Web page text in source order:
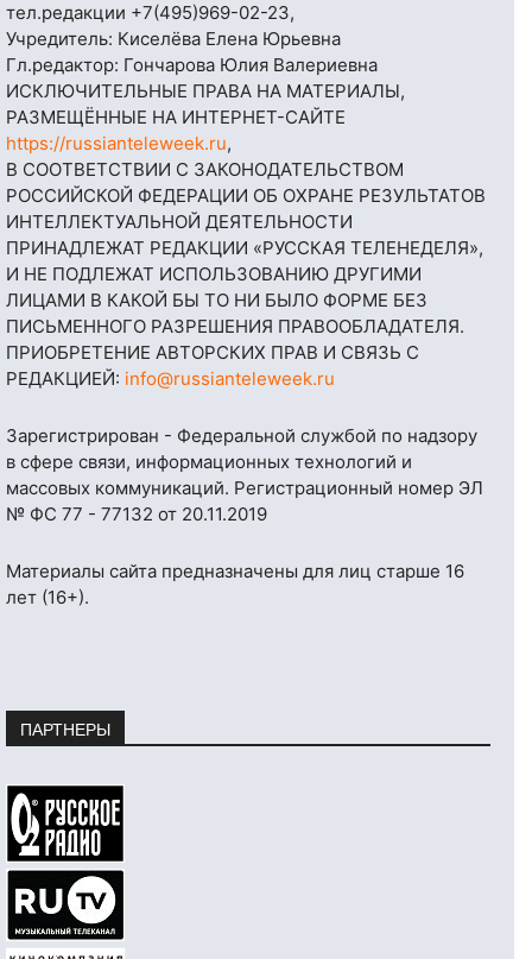
тел.редакции +7(495)969-02-23,
Учредитель: Киселёва Елена Юрьевна
Гл.редактор: Гончарова Юлия Валериевна
ИСКЛЮЧИТЕЛЬНЫЕ ПРАВА НА МАТЕРИАЛЫ,
РАЗМЕЩЁННЫЕ НА ИНТЕРНЕТ-САЙТЕ
https://russianteleweek.ru,
В СООТВЕТСТВИИ С ЗАКОНОДАТЕЛЬСТВОМ
РОССИЙСКОЙ ФЕДЕРАЦИИ ОБ ОХРАНЕ РЕЗУЛЬТАТОВ
ИНТЕЛЛЕКТУАЛЬНОЙ ДЕЯТЕЛЬНОСТИ
ПРИНАДЛЕЖАТ РЕДАКЦИИ «РУССКАЯ ТЕЛЕНЕДЕЛЯ»,
И НЕ ПОДЛЕЖАТ ИСПОЛЬЗОВАНИЮ ДРУГИМИ
ЛИЦАМИ В КАКОЙ БЫ ТО НИ БЫЛО ФОРМЕ БЕЗ
ПИСЬМЕННОГО РАЗРЕШЕНИЯ ПРАВООБЛАДАТЕЛЯ.
ПРИОБРЕТЕНИЕ АВТОРСКИХ ПРАВ И СВЯЗЬ С
РЕДАКЦИЕЙ: info@russianteleweek.ru
Зарегистрирован - Федеральной службой по надзору
в сфере связи, информационных технологий и
массовых коммуникаций. Регистрационный номер ЭЛ
№ ФС 77 - 77132 от 20.11.2019
Материалы сайта предназначены для лиц старше 16
лет (16+).
ПАРТНЕРЫ